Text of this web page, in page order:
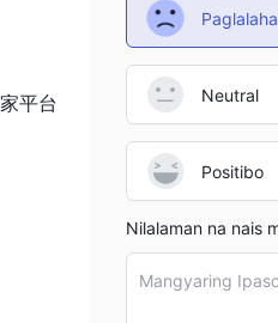
平台
Neutral
Positibo
Nilalaman na nais
Mangyaring